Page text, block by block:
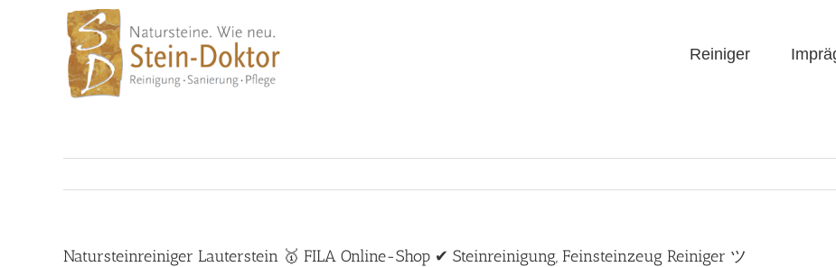
Reiniger
Natursteinreiniger Lauterstein 🥇 FILA Online-Shop ✔ Steinreinigung, Feinsteinzeug Reiniger ツ